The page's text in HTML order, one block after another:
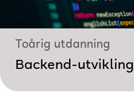
Toårig utdanning
Backend-utvikling